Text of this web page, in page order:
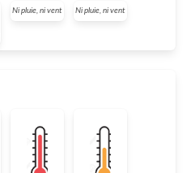
Ni pluie, ni vent Ni pluie, ni vent